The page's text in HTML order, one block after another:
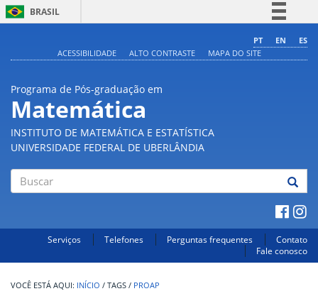
BRASIL
Comunica BR
PT EN
ES
ACESSIBILIDADE
ALTO CONTRASTE MAPA DO SITE
Programa de Pós-graduação em
Matemática
INSTITUTO DE MATEMÁTICA E ESTATÍSTICA
UNIVERSIDADE FEDERAL DE UBERLÂNDIA
Serviços Telefones Perguntas frequentes
Contato
Fale conosco
INÍCIO / TAGS / PROAP